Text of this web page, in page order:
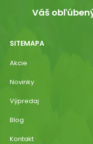
Váš
SITEMAPA
Akcie
Novinky
Výpredaj
Blog
Kontakt